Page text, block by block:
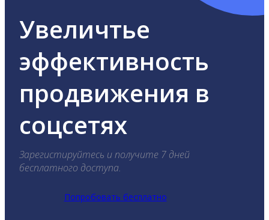
Увеличтье
эффективность
продвижения в
соцсетях
Зарегистируйтесь и получите 7 дней
бесплатного доступа.
Попробовать бесплатно